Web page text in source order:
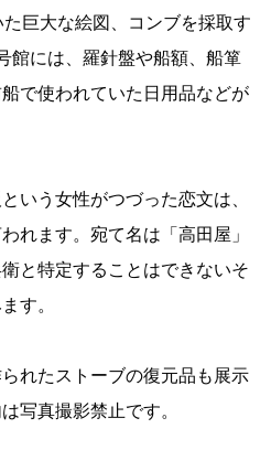
巨大な絵図、コンブを採取す
館には、羅針盤や船額、船箪
で使われていた日用品などが
いう女性がつづった恋文は、
れます。宛て名は「高田屋」
と特定することはできないそ
す。
れたストーブの復元品も展示
写真撮影禁止です。